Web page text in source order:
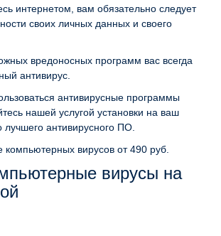
интернетом, вам обязательно следует
своих личных данных и своего
вредоносных программ вас всегда
антивирус.
антивирусные программы
нашей услугой установки на ваш
антивирусного ПО.
компьютерных вирусов от 490 руб.
вирусы на